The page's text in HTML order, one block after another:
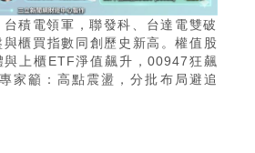
積電領軍，聯發科、台達電雙破
櫃買指數同創歷史新高。權值股
與上櫃ETF淨值飆升，00947狂飆
家籲：高點震盪，分批布局避追